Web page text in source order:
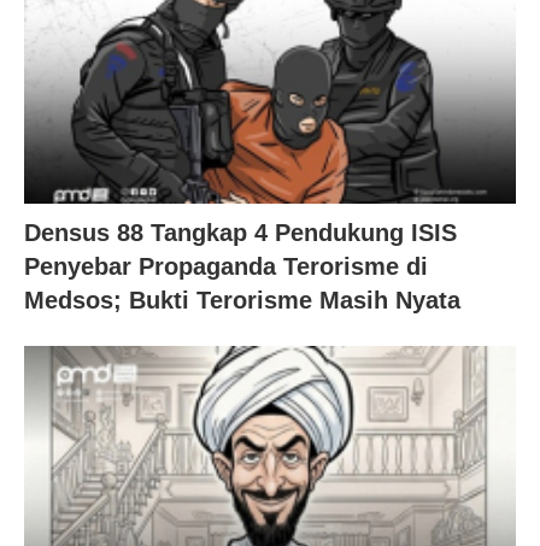
Densus 88 Tangkap 4 Pendukung ISIS
Penyebar Propaganda Terorisme di
Medsos; Bukti Terorisme Masih Nyata